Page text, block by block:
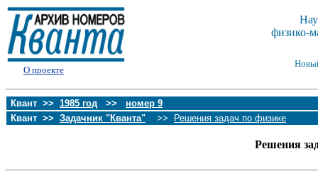
О проекте
физико-
Квант >> 1985 год >> номер 9
Квант >> Задачник "Кванта" >> Решения задач по физике
Решения